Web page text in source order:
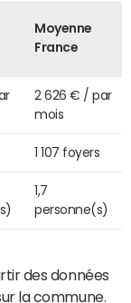
Moyenne
France
2 626 € / par
mois
1 107 foyers
1,7
personne(s)
des données
la commune.